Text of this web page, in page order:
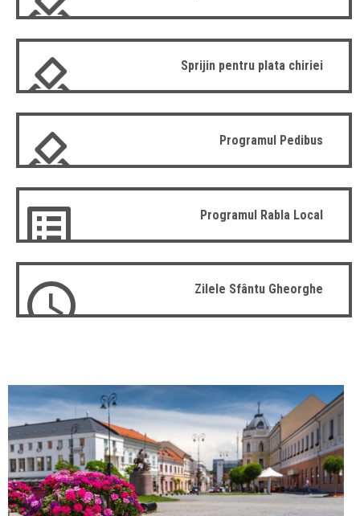
Sprijin pentru plata chiriei
Programul Pedibus
Programul Rabla Local
Zilele Sfântu Gheorghe